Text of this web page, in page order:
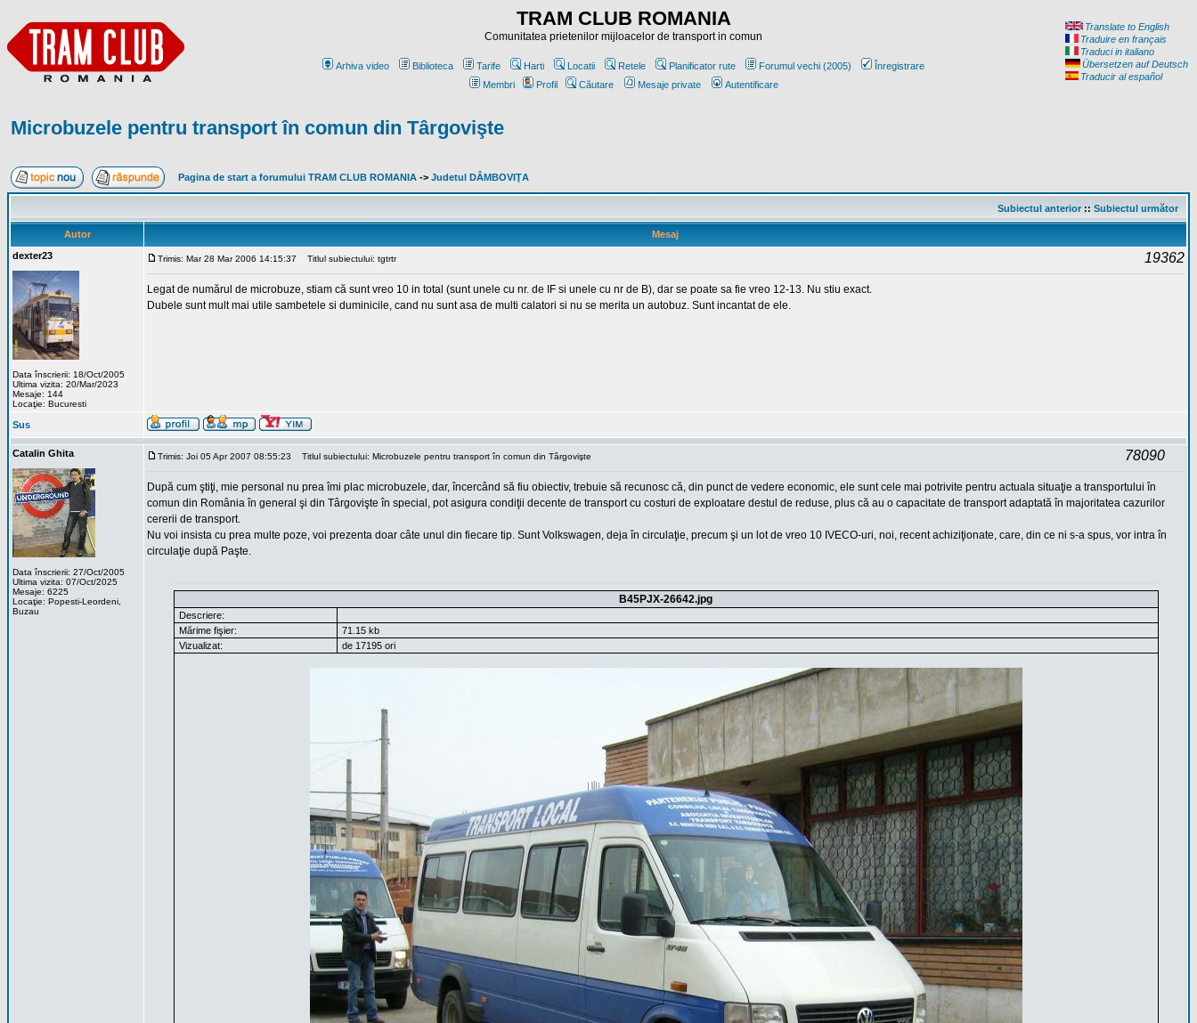
TRAM CLUB ROMANIA
Comunitatea prietenilor mijloacelor de transport in comun
Arhiva video Biblioteca Tarife Harti Locatii Retele Planificator rute Forumul vechi (2005)
Înregistrare
Membri
Profil Căutare Mesaje private Autentificare
Translate to English
Traduire en français
Traduci in italiano
Übersetzen auf Deutsch
Traducir al español
Microbuzele pentru transport în comun din Târgovişte
Pagina de start a forumului TRAM CLUB ROMANIA -> Judetul DÂMBOVIŢA
Subiectul anterior:: Subiectul următor
Autor
Mesaj
dexter23
Data înscrierii: 18/Oct/2005
Ultima vizita: 20/Mar/2023
Mesaje: 144
Locaţie: Bucuresti
Trimis: Mar 28 Mar 2006 14:15:37 Titlul subiectului: tgtrtr 19362
Legat de numărul de microbuze, stiam că sunt vreo 10 in total (sunt unele cu nr. de IF si unele cu nr de B), dar se poate sa fie vreo 12-13. Nu stiu exact.
Dubele sunt mult mai utile sambetele si duminicile, cand nu sunt asa de multi calatori si nu se merita un autobuz. Sunt incantat de ele.
Sus
Catalin Ghita
Data înscrierii: 27/Oct/2005
Ultima vizita: 07/Oct/2025
Mesaje: 6225
Locaţie: Popesti-Leordeni,
Buzau
Trimis: Joi 05 Apr 2007 08:55:23 Titlul subiectului: Microbuzele pentru transport în comun din Târgovişte 78090
După cum ştiţi, mie personal nu prea îmi plac microbuzele, dar, încercând să fiu obiectiv, trebuie să recunosc că, din punct de vedere economic, ele sunt cele mai potrivite pentru actuala situaţie a transportului în
comun din România în general şi din Târgovişte în special, pot asigura condiţii decente de transport cu costuri de exploatare destul de reduse, plus că au o capacitate de transport adaptată în majoritatea cazurilor
cererii de transport.
Nu voi insista cu prea multe poze, voi prezenta doar câte unul din fiecare tip. Sunt Volkswagen, deja în circulaţie, precum şi un lot de vreo 10 IVECO-uri, noi, recent achiziţionate, care, din ce ni s-a spus, vor intra în
circulaţie după Paşte.
B45PJX-26642.jpg
Descriere:
Mărime fişier:
71.15 kb
Vizualizat:
de 17195 ori